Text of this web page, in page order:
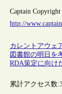
Captain Copyright
http://
カレントアウェ
図書館の明日を
RDA策定に向け
累計アクセス数: